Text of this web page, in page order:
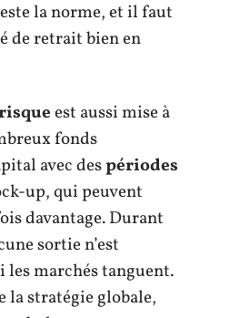
la norme, et il faut
de retrait bien en
est aussi mise à
fonds
avec despériodes
up, qui peuvent
davantage. Durant
sortie n’est
les marchés tanguent.
la stratégie globale,